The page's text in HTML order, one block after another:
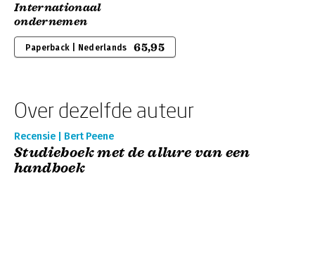
Internationaal
ondernemen
Paperback | Nederlands 65,95
Over dezelfde auteur
Recensie | Bert Peene
Studieboek met de allure van een
handboek